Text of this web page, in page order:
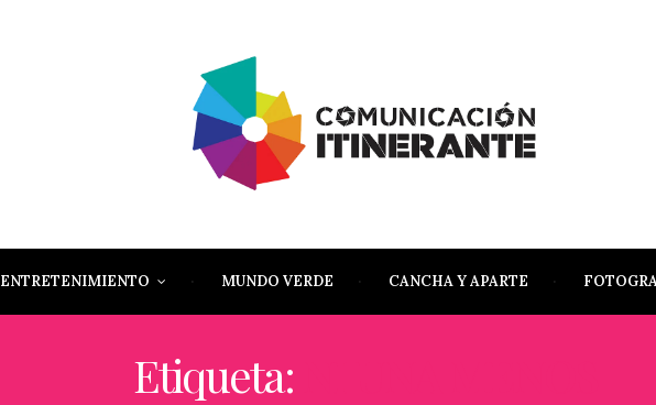
ENTRETENIMIENTO MUNDO VERDE CANCHA Y APARTE
Etiqueta: